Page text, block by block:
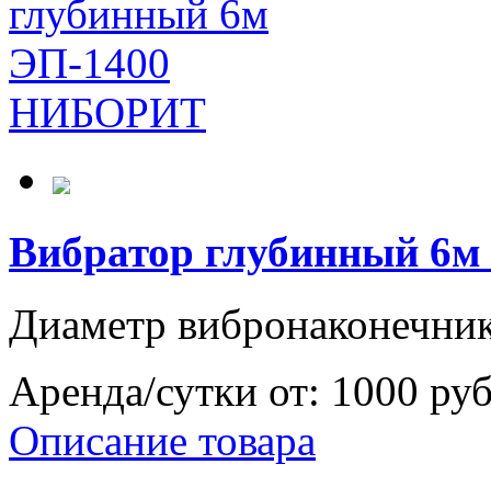
Вибратор глубинный
Диаметр
Аренда/сутки от: 1000
Описание товара